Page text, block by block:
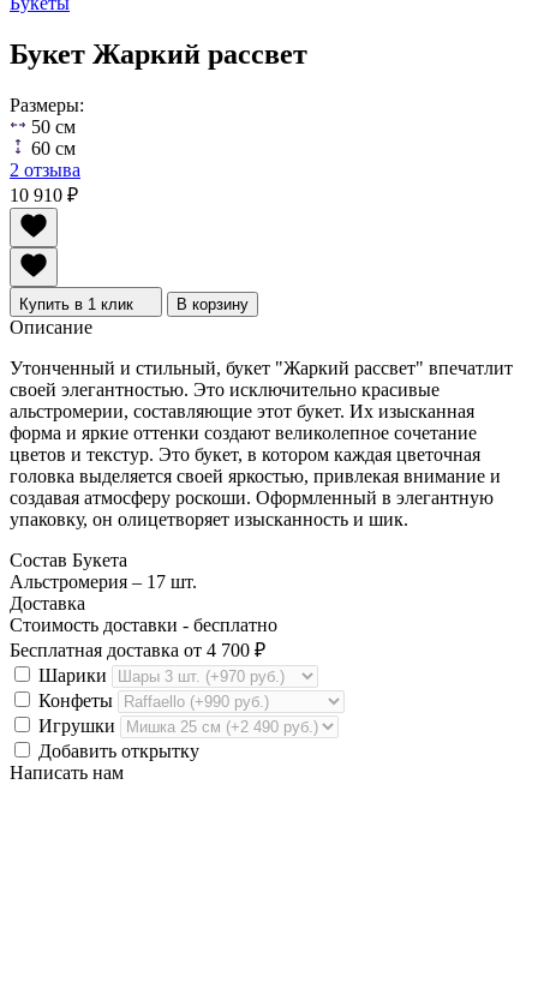
Букет Жаркий рассвет
Размеры:
50 см
60 см
2 отзыва
10 910 ₽
Купить в 1 клик В корзину
Описание
Утонченный и стильный, букет "Жаркий рассвет" впечатлит
своей элегантностью. Это исключительно красивые
альстромерии, составляющие этот букет. Их изысканная
форма и яркие оттенки создают великолепное сочетание
цветов и текстур. Это букет, в котором каждая цветочная
головка выделяется своей яркостью, привлекая внимание и
создавая атмосферу роскоши. Оформленный в элегантную
упаковку, он олицетворяет изысканность и шик.
Состав Букета
Альстромерия – 17 шт.
Доставка
Стоимость доставки - бесплатно
Бесплатная доставка от 4 700 ₽
Шарики
Конфеты
Игрушки
Добавить открытку
Написать нам